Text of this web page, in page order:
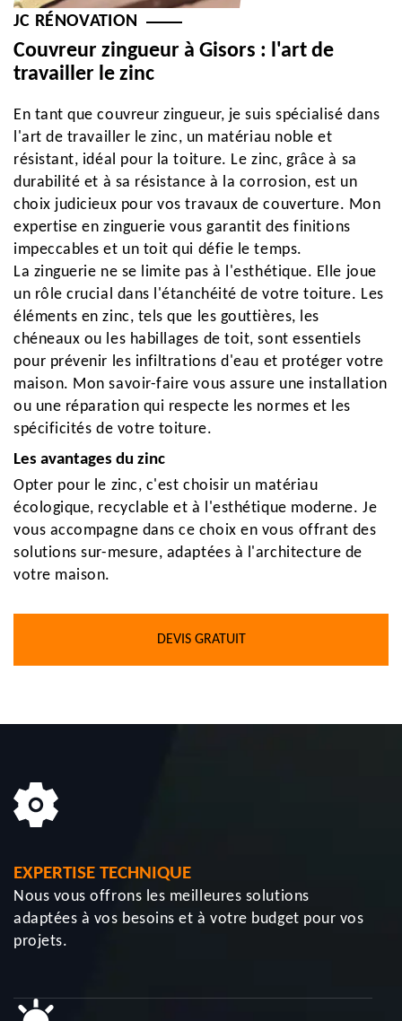
JC RÉNOVATION
Couvreur zingueur à Gisors : l'art de
travailler le zinc
En tant que couvreur zingueur, je suis spécialisé dans
l'art de travailler le zinc, un matériau noble et
résistant, idéal pour la toiture. Le zinc, grâce à sa
durabilité et à sa résistance à la corrosion, est un
choix judicieux pour vos travaux de couverture. Mon
expertise en zinguerie vous garantit des finitions
impeccables et un toit qui défie le temps.
La zinguerie ne se limite pas à l'esthétique. Elle joue
un rôle crucial dans l'étanchéité de votre toiture. Les
éléments en zinc, tels que les gouttières, les
chéneaux ou les habillages de toit, sont essentiels
pour prévenir les infiltrations d'eau et protéger votre
maison. Mon savoir-faire vous assure une installation
ou une réparation qui respecte les normes et les
spécificités de votre toiture.
Les avantages du zinc
Opter pour le zinc, c'est choisir un matériau
écologique, recyclable et à l'esthétique moderne. Je
vous accompagne dans ce choix en vous offrant des
solutions sur-mesure, adaptées à l'architecture de
votre maison.
DEVIS GRATUIT
EXPERTISE TECHNIQUE
Nous vous offrons les meilleures solutions
adaptées à vos besoins et à votre budget pour vos
projets.